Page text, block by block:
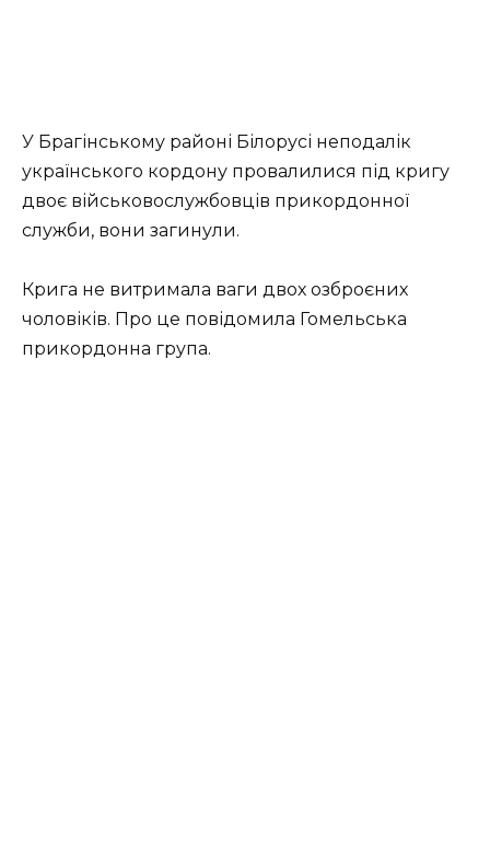
У Брагінському районі Білорусі неподалік
українського кордону провалилися під кригу
двоє військовослужбовців прикордонної
служби, вони загинули.
Крига не витримала ваги двох озброєних
чоловіків. Про це повідомила Гомельська
прикордонна група.